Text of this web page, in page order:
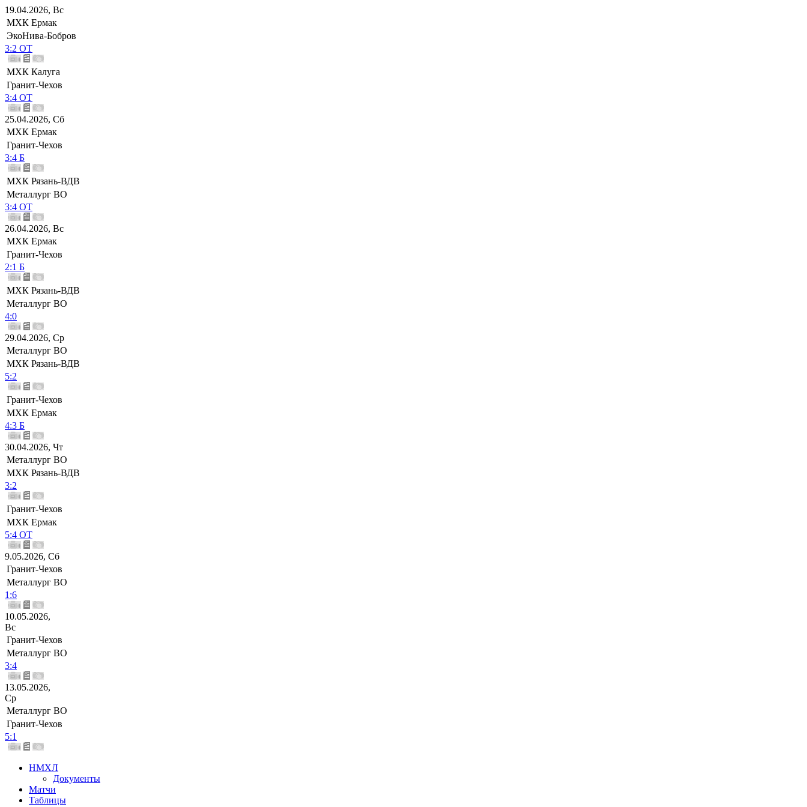
19.04.2026, Вс
МХК Ермак
ЭкоНива-Бобров
3:2 ОТ
МХК Калуга
Гранит-Чехов
3:4 ОТ
25.04.2026, Сб
МХК Ермак
Гранит-Чехов
3:4 Б
МХК Рязань-ВДВ
Металлург ВО
3:4 ОТ
26.04.2026, Вс
МХК Ермак
Гранит-Чехов
2:1 Б
МХК Рязань-ВДВ
Металлург ВО
4:0
29.04.2026, Ср
Металлург ВО
МХК Рязань-ВДВ
5:2
Гранит-Чехов
МХК Ермак
4:3 Б
30.04.2026, Чт
Металлург ВО
МХК Рязань-ВДВ
3:2
Гранит-Чехов
МХК Ермак
5:4 ОТ
9.05.2026, Сб
Гранит-Чехов
Металлург ВО
1:6
10.05.2026,
Вс
Гранит-Чехов
Металлург ВО
3:4
13.05.2026,
Ср
Металлург ВО
Гранит-Чехов
5:1
НМХЛ
Документы
Матчи
Таблицы